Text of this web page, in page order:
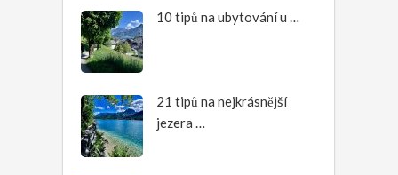
10 tipů na ubytování u …
21 tipů na nejkrásnější
jezera …